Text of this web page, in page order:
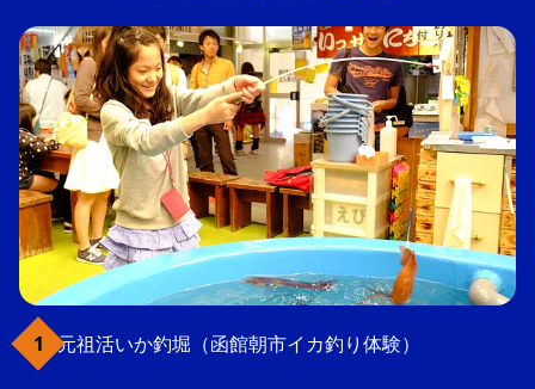
元祖活いか釣堀（函館朝市イカ釣り体験）